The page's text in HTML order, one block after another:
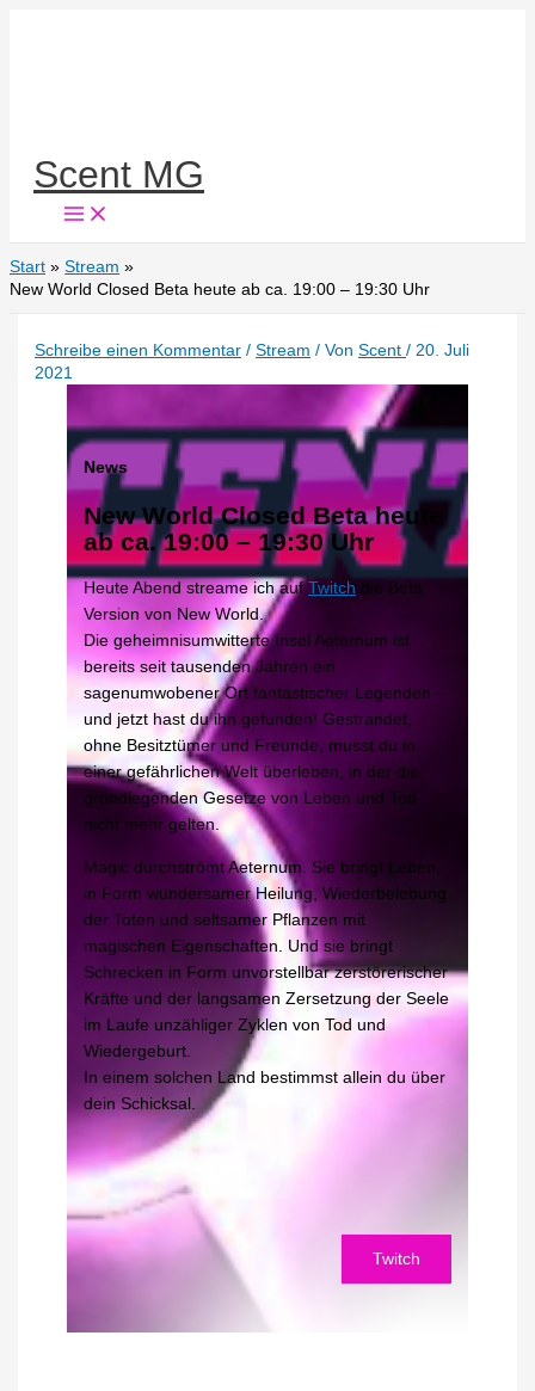
Scent MG
Start
Stream
New World Closed Beta heute ab ca. 19:00 – 19:30 Uhr
Schreibe einen Kommentar /Stream / VonScent/ 20. Juli
2021
News
New World Closed Beta heute
ab ca. 19:00 – 19:30 Uhr
Heute Abend streame ich aufTwitch die Beta
Version von New World.
Die geheimnisumwitterte Insel Aeternum ist
bereits seit tausenden Jahren ein
sagenumwobener Ort fantastischer Legenden –
und jetzt hast du ihn gefunden! Gestrandet,
ohne Besitztümer und Freunde, musst du in
einer gefährlichen Welt überleben, in der die
grundlegenden Gesetze von Leben und Tod
nicht mehr gelten.
Magic durchströmt Aeternum. Sie bringt Leben,
in Form wundersamer Heilung, Wiederbelebung
der Toten und seltsamer Pflanzen mit
magischen Eigenschaften. Und sie bringt
Schrecken in Form unvorstellbar zerstörerischer
Kräfte und der langsamen Zersetzung der Seele
im Laufe unzähliger Zyklen von Tod und
Wiedergeburt.
In einem solchen Land bestimmst allein du über
dein Schicksal.
Twitch